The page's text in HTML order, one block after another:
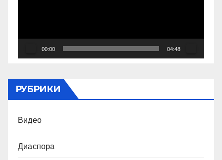
00:00 04:48
РУБРИКИ
Видео
Диаспора